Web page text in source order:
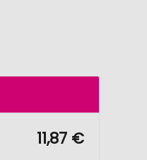
11,87 €